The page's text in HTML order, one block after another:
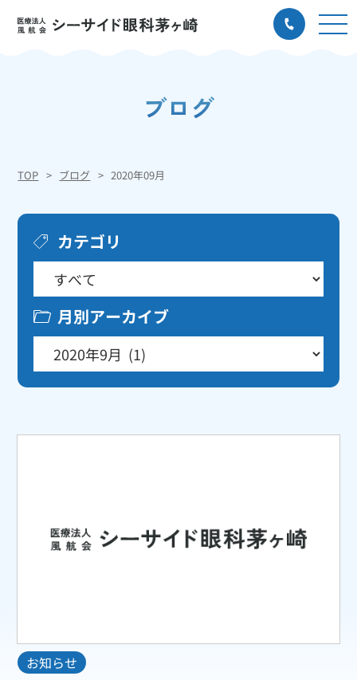
ブログ
TOP ブログ 2020年09月
お知らせ
カテゴリ
月別アーカイブ